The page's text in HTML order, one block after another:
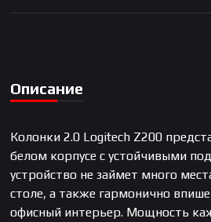
Описание
Колонки 2.0 Logitech Z200
белом корпусе с устойчивыми
устройство не займет много
столе, а также гармонично
офисный интерьер. Мощность